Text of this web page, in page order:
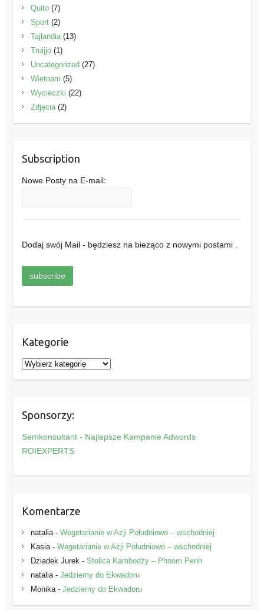
Quito(7)
Sport(2)
Tajlandia(13)
Truijjo(1)
Uncategorized(27)
Wietnam (5)
Wycieczki (22)
Zdjęcia(2)
Subscription
Nowe Posty na E-mail:
Dodaj swój Mail - będziesz na bieżąco z nowymi postami .
Kategorie
K
a
g
o
r
e
Sponsorzy:
Semkonsultant - Najlepsze Kampanie Adwords
ROIEXPERTS
Komentarze
natalia- Wegetarianie w Azji Południowo – wschodniej
Kasia- Wegetarianie w Azji Południowo – wschodniej
Dziadek Jurek - Stolica Kambodży – Phnom Penh
natalia- Jedziemy do Ekwadoru
Monika- Jedziemy do Ekwadoru